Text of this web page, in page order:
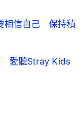
相信自己 保持積
愛聽Stray Kids